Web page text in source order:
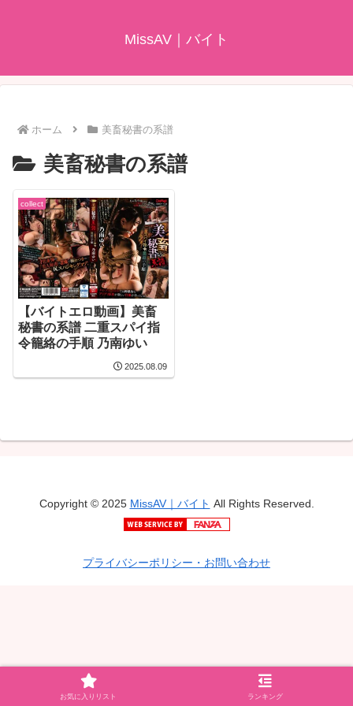
MissAV｜バイト
ホーム 美畜秘書の系譜
美畜秘書の系譜
collect
【バイトエロ動画】美畜
秘書の系譜 二重スパイ指
令籠絡の手順 乃南ゆい
2025.08.09
Copyright © 2025 MissAV｜バイト All Rights Reserved.
プライバシーポリシー・お問い合わせ
お気に入りリスト ランキング